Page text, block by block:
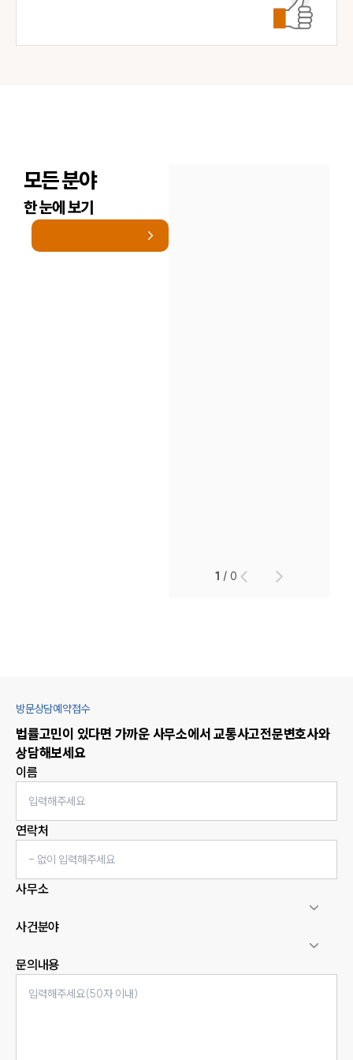
모든 분야
한 눈에 보기
1 /0
방문상담예약접수
법률고민이 있다면 가까운 사무소에서 교통사고전문변호사와
상담해보세요
이름
연락처
사무소
사건분야
문의내용